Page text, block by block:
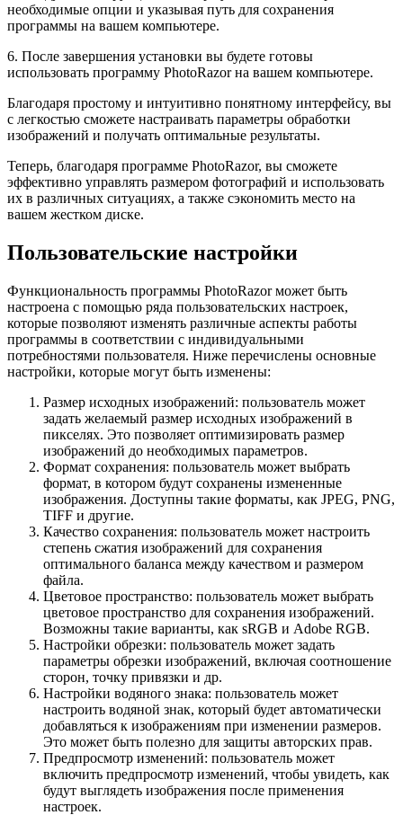
необходимые опции и указывая путь для сохранения
программы на вашем компьютере.
6. После завершения установки вы будете готовы
использовать программу PhotoRazor на вашем компьютере.
Благодаря простому и интуитивно понятному интерфейсу, вы
с легкостью сможете настраивать параметры обработки
изображений и получать оптимальные результаты.
Теперь, благодаря программе PhotoRazor, вы сможете
эффективно управлять размером фотографий и использовать
их в различных ситуациях, а также сэкономить место на
вашем жестком диске.
Пользовательские настройки
Функциональность программы PhotoRazor может быть
настроена с помощью ряда пользовательских настроек,
которые позволяют изменять различные аспекты работы
программы в соответствии с индивидуальными
потребностями пользователя. Ниже перечислены основные
настройки, которые могут быть изменены:
Размер исходных изображений: пользователь может
задать желаемый размер исходных изображений в
пикселях. Это позволяет оптимизировать размер
изображений до необходимых параметров.
Формат сохранения: пользователь может выбрать
формат, в котором будут сохранены измененные
изображения. Доступны такие форматы, как JPEG, PNG,
TIFF и другие.
Качество сохранения: пользователь может настроить
степень сжатия изображений для сохранения
оптимального баланса между качеством и размером
файла.
Цветовое пространство: пользователь может выбрать
цветовое пространство для сохранения изображений.
Возможны такие варианты, как sRGB и Adobe RGB.
Настройки обрезки: пользователь может задать
параметры обрезки изображений, включая соотношение
сторон, точку привязки и др.
Настройки водяного знака: пользователь может
настроить водяной знак, который будет автоматически
добавляться к изображениям при изменении размеров.
Это может быть полезно для защиты авторских прав.
Предпросмотр изменений: пользователь может
включить предпросмотр изменений, чтобы увидеть, как
будут выглядеть изображения после применения
настроек.